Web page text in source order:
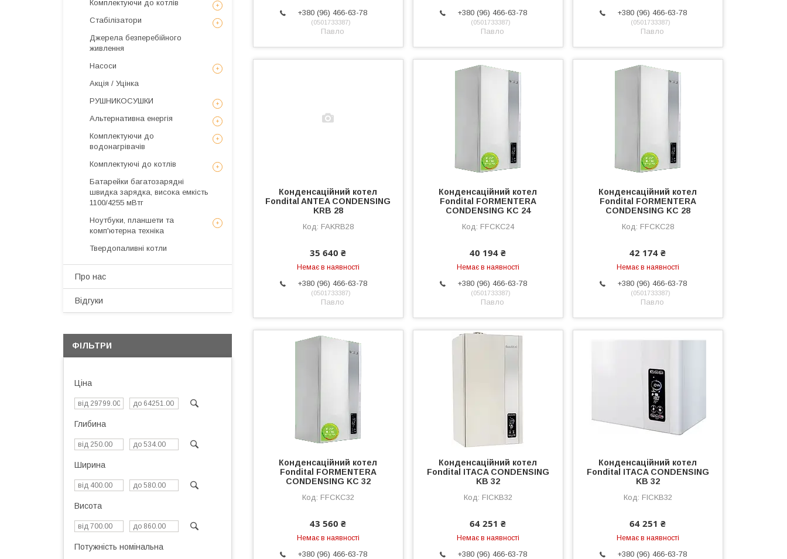
+380 (96) 466-63-78
0501733387
Павло
+380 (96) 466-63-78
0501733387
Павло
+380 (96) 466-63-78
0501733387
Павло
Конденсаційний котел
Fondital ANTEA CONDENSING
KRB 28
FAKRB28
35 640 ₴
Немає в наявності
+380 (96) 466-63-78
0501733387
Павло
Конденсаційний котел
Fondital FORMENTERA
CONDENSING KC 24
FFCKC24
40 194 ₴
Немає в наявності
+380 (96) 466-63-78
0501733387
Павло
Конденсаційний котел
Fondital FORMENTERA
CONDENSING KC 28
FFCKC28
42 174 ₴
Немає в наявності
+380 (96) 466-63-78
0501733387
Павло
Конденсаційний котел
Fondital FORMENTERA
CONDENSING KC 32
FFCKC32
43 560 ₴
Немає в наявності
+380 (96) 466-63-78
Конденсаційний котел
Fondital ITACA CONDENSING
KB 32
FICKB32
64 251 ₴
Немає в наявності
+380 (96) 466-63-78
Конденсаційний котел
Fondital ITACA CONDENSING
KB 32
FICKB32
64 251 ₴
Немає в наявності
+380 (96) 466-63-78
Комплектуючи до котлів
Стабілізатори
Джерела безперебійного
живлення
Насоси
Акція / Уцінка
РУШНИКОСУШКИ
Альтернативна енергія
Комплектуючи до
водонагрівачів
Комплектуючі до котлів
Батарейки багатозарядні
швидка зарядка, висока емкість
1100/4255 мВтг
Ноутбуки, планшети та
комп'ютерна техніка
Твердопаливні котли
Про нас
Відгуки
ФІЛЬТРИ
Ціна
Глибина
Ширина
Висота
Потужність номінальна